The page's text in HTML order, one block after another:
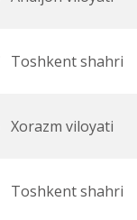
Toshkent shahri
Xorazm viloyati
Toshkent shahri